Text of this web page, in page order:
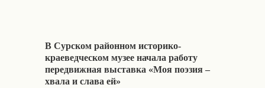
В Сурском районном историко-
краеведческом музее начала работу
передвижная выставка «Моя поэзия –
хвала и слава ей»